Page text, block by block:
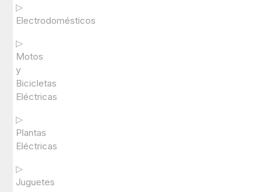
▷
Electrodomésticos
▷
Motos
y
Bicicletas
Eléctricas
▷
Plantas
Eléctricas
▷
Juguetes